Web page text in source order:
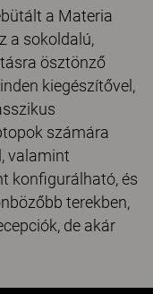
a Materia
a sokoldalú,
ösztönző
kiegészítővel,
számára
valamint
konfigurálható, és
terekben,
de akár